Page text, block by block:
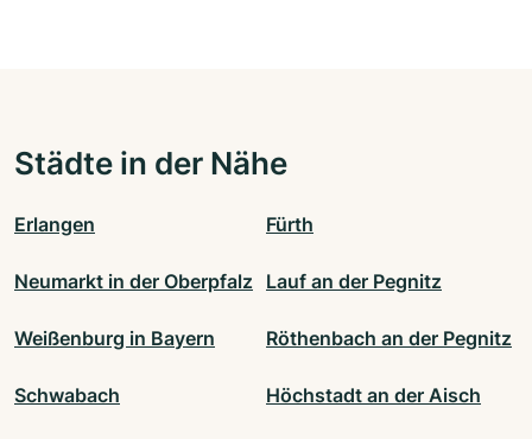
Städte in der Nähe
Erlangen Fürth
Neumarkt in der Oberpfalz Lauf an der Pegnitz
Weißenburg in Bayern Röthenbach an der Pegnitz
Schwabach Höchstadt an der Aisch